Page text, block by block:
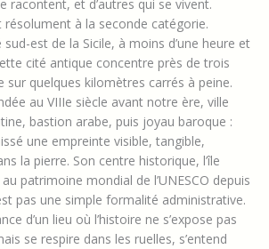
racontent, et d’autres qui se vivent.
résolument à la seconde catégorie.
sud-est de la Sicile, à moins d’une heure et
cité antique concentre près de trois
sur quelques kilomètres carrés à peine.
au VIIIe siècle avant notre ère, ville
bastion arabe, puis joyau baroque :
une empreinte visible, tangible,
la pierre. Son centre historique, l’île
patrimoine mondial de l’UNESCO depuis
pas une simple formalité administrative.
d’un lieu où l’histoire ne s’expose pas
se respire dans les ruelles, s’entend